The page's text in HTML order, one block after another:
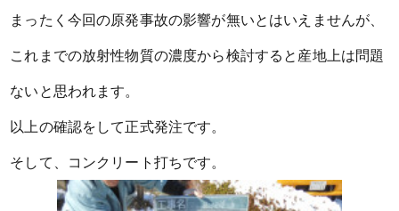
まったく今回の原発事故の影響が無いとはいえませんが、
これまでの放射性物質の濃度から検討すると産地上は問題
ないと思われます。
以上の確認をして正式発注です。
そして、コンクリート打ちです。